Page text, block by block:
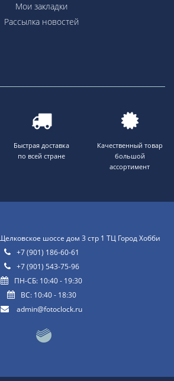
Мои закладки
Рассылка новостей
Быстрая доставка
по всей стране
Качественный товар
большой
ассортимент
шоссе дом 3 стр 1 ТЦ Город Хобби
+7 (901) 186-60-61
+7 (901) 543-75-96
ПН-СБ: 10:40 - 19:30
ВС: 10:40 - 18:30
admin@fotoclock.ru